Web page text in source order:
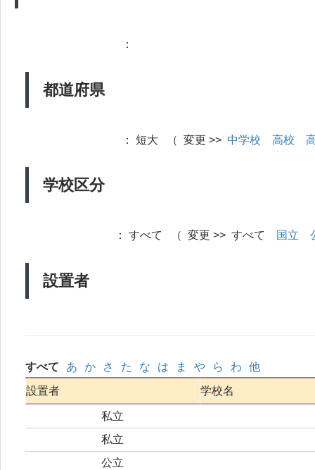
都道府県
：
学校区分
： 短大 （ 変更 >> 中学校 高校
設置者
： すべて （ 変更 >> すべて 国立
すべて あ か さ た な は ま や ら わ
他
設置者
学校名
私立
私立
公立